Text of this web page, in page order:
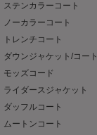
ステンカラーコート
ノーカラーコート
トレンチコート
ダウンジャケット/コート
モッズコード
ライダースジャケット
ダッフルコート
ムートンコート